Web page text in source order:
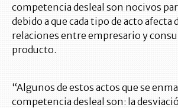
competencia desleal son nocivos
debido a que cada tipo de acto
relaciones entre empresario y
producto.
“Algunos de estos actos que se
competencia desleal son: la